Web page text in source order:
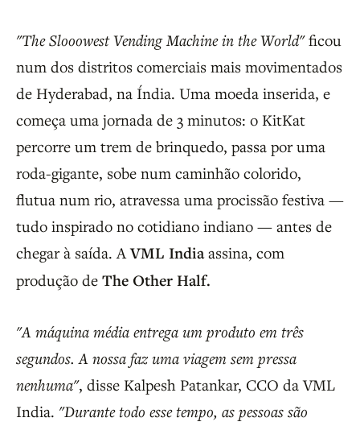
"The Slooowest Vending Machine in the World"ficou
num dos distritos comerciais mais movimentados
de Hyderabad, na Índia. Uma moeda inserida, e
começa uma jornada de 3 minutos: o KitKat
percorre um trem de brinquedo, passa por uma
roda-gigante, sobe num caminhão colorido,
flutua num rio, atravessa uma procissão festiva —
tudo inspirado no cotidiano indiano — antes de
chegar à saída. AVML Indiaassina, com
produção de The Other Half.
"A máquina média entrega um produto em três
segundos. A nossa faz uma viagem sem pressa
nenhuma", disse Kalpesh Patankar, CCO da VML
India. "Durante todo esse tempo, as pessoas são